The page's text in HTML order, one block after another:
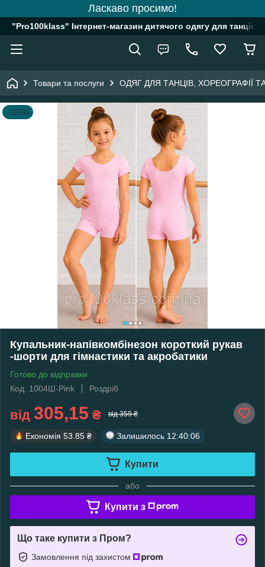
Ласкаво просимо!
"Pro100klass" Інтернет-магазин дитячого одягу для танців,
Товари та послуги ОДЯГ ДЛЯ ТАНЦІВ, ХОРЕОГРАФІЇ
–15%
Купальник-напівкомбінезон короткий рукав
-шорти для гімнастики та акробатики
Готово до відправки
Код: 1004Ш-Pink
Роздріб
від 305,15 ₴ від 359 ₴
Економія 53.85 ₴ Залишилось 12:40:06
Купити
або
Купити з
Що таке купити з Пром?
Замовлення під захистом